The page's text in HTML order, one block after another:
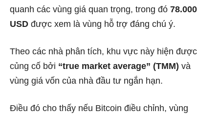
quanh các vùng giá quan trọng, trong đó 78.000
USD được xem là vùng hỗ trợ đáng chú ý.
Theo các nhà phân tích, khu vực này hiện được
củng cố bởi “true market average” (TMM) và
vùng giá vốn của nhà đầu tư ngắn hạn.
Điều đó cho thấy nếu Bitcoin điều chỉnh, vùng